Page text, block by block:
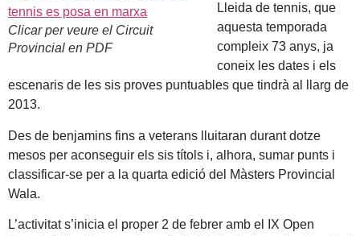
Clicar per veure el Circuit
Provincial en PDF
Lleida de tennis, que
aquesta temporada
compleix 73 anys, ja
coneix les dates i els
escenaris de les sis proves puntuables que tindrà al llarg de
2013.
Des de benjamins fins a veterans lluitaran durant dotze
mesos per aconseguir els sis títols i, alhora, sumar punts i
classificar-se per a la quarta edició del Màsters Provincial
Wala.
L’activitat s’inicia el proper 2 de febrer amb el IX Open